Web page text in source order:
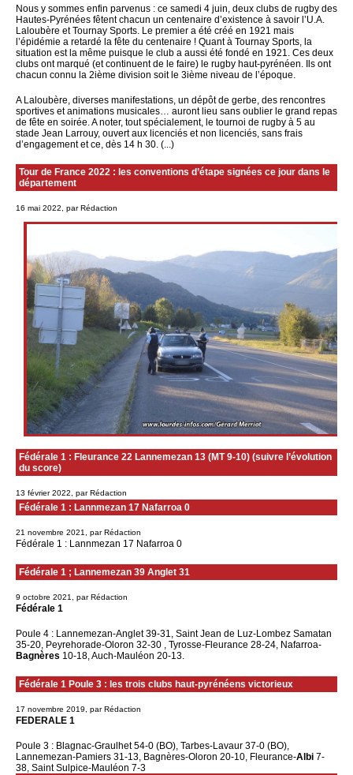
Nous y sommes enfin parvenus : ce samedi 4 juin, deux clubs de rugby des
Hautes-Pyrénées fêtent chacun un centenaire d’existence à savoir l’U.A.
Laloubère et Tournay Sports. Le premier a été créé en 1921 mais
l’épidémie a retardé la fête du centenaire ! Quant à Tournay Sports, la
situation est la même puisque le club a aussi été fondé en 1921. Ces deux
clubs ont marqué (et continuent de le faire) le rugby haut-pyrénéen. Ils ont
chacun connu la 2ième division soit le 3ième niveau de l’époque.
A Laloubère, diverses manifestations, un dépôt de gerbe, des rencontres
sportives et animations musicales… auront lieu sans oublier le grand repas
de fête en soirée. A noter, tout spécialement, le tournoi de rugby à 5 au
stade Jean Larrouy, ouvert aux licenciés et non licenciés, sans frais
d’engagement et ce, dès 14 h 30. (...)
Tour de France 2022 : les conventions d’étape signées ce jour dans le
département
16 mai 2022, par Rédaction
Fédérale 1 : Fleurance 22 Lannemezan 13 (MT 9-10) (suivre l’évolution
du score)
13 février 2022, par Rédaction
Fédérale 1 : Lannmezan 17 Nafarroa 0
21 novembre 2021, par Rédaction
Fédérale 1 : Lannmezan 17 Nafarroa 0
Fédérale 1 ; Lannemezan 39 Anglet 31
9 octobre 2021, par Rédaction
Fédérale 1
Poule 4 : Lannemezan-Anglet 39-31, Saint Jean de Luz-Lombez Samatan
35-20, Peyrehorade-Oloron 32-30 , Tyrosse-Fleurance 28-24, Nafarroa-
Bagnères 10-18, Auch-Mauléon 20-13.
Fédérale 1 Poule 3 : les trois clubs haut-pyrénéens victorieux
17 novembre 2019, par Rédaction
FEDERALE 1
Poule 3 : Blagnac-Graulhet 54-0 (BO), Tarbes-Lavaur 37-0 (BO),
Lannemezan-Pamiers 31-13, Bagnères-Oloron 20-10, Fleurance-Albi 7-
38, Saint Sulpice-Mauléon 7-3